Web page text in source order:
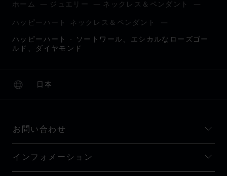
ホーム ジュエリー ネックレス＆ペンダント
ハッピーハート ネックレス＆ペンダント
ハッピーハート - ソートワール、エシカルなローズゴー
ルド、ダイヤモンド
日本
ローカリゼーション (国の変更)
国の変更
お問い合わせ
インフォメーション